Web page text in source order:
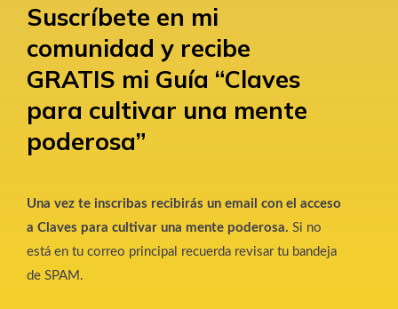
Suscríbete en mi
comunidad y recibe
GRATIS mi Guía “Claves
para cultivar una mente
poderosa”
Una vez te inscribas recibirás un email con el acceso
a Claves para cultivar una mente poderosa. Si no
está en tu correo principal recuerda revisar tu bandeja
de SPAM.